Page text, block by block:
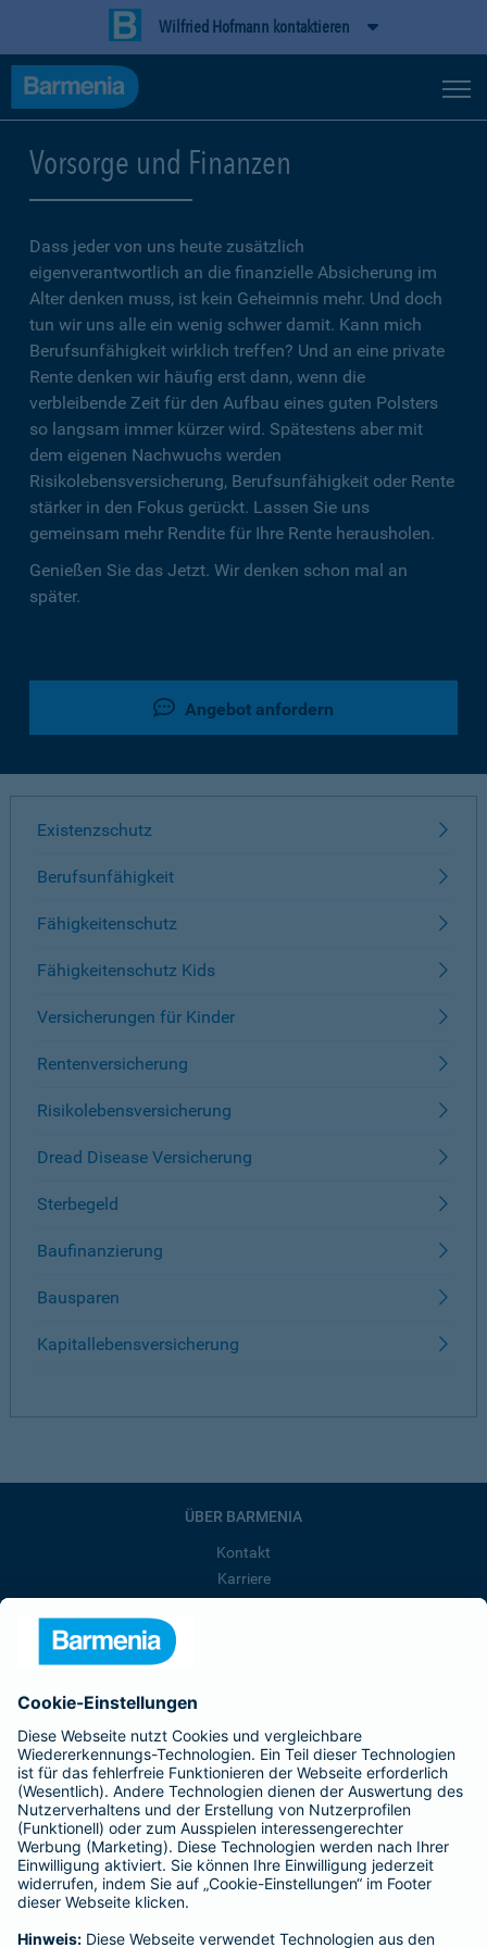
Wilfried Hofmann kontaktieren
Vorsorge und Finanzen
Dass jeder von uns heute zusätzlich
eigenverantwortlich an die finanzielle Absicherung im
Alter denken muss, ist kein Geheimnis mehr. Und doch
tun wir uns alle ein wenig schwer damit. Kann mich
Berufsunfähigkeit wirklich treffen? Und an eine private
Rente denken wir häufig erst dann, wenn die
verbleibende Zeit für den Aufbau eines guten Polsters
so langsam immer kürzer wird. Spätestens aber mit
dem eigenen Nachwuchs werden
Risikolebensversicherung, Berufsunfähigkeit oder Rente
stärker in den Fokus gerückt. Lassen Sie uns
gemeinsam mehr Rendite für Ihre Rente herausholen.
Genießen Sie das Jetzt. Wir denken schon mal an
später.
Angebot anfordern
Existenzschutz
Berufsunfähigkeit
Fähigkeitenschutz
Fähigkeitenschutz Kids
Versicherungen für Kinder
Rentenversicherung
Risikolebensversicherung
Dread Disease Versicherung
Sterbegeld
Baufinanzierung
Bausparen
Kapitallebensversicherung
ÜBER BARMENIA
Kontakt
Karriere
Barmenia ist Teil der BarmeniaGothaer
BELIEBTE SEITEN
Kranken-Zusatzversicherung
Tierversicherungen
Haftpflichtversicherung
Hausratversicherung